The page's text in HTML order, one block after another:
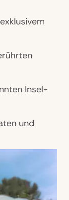
Insel-
und